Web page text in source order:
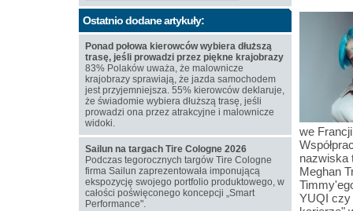
we
nazwiska
Meghan
YUQI czy
Ostatnio dodane artykuły:
Ponad połowa kierowców wybiera dłuższą
trasę, jeśli prowadzi przez piękne krajobrazy
83% Polaków uważa, że malownicze
krajobrazy sprawiają, że jazda samochodem
jest przyjemniejsza. 55% kierowców deklaruje,
że świadomie wybiera dłuższą trasę, jeśli
prowadzi ona przez atrakcyjne i malownicze
widoki.
Sailun na targach Tire Cologne 2026
Podczas tegorocznych targów Tire Cologne
firma Sailun zaprezentowała imponującą
ekspozycję swojego portfolio produktowego, w
całości poświęconego koncepcji „Smart
Performance".